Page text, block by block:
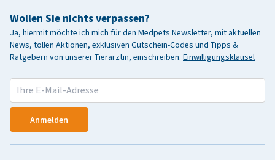
Wollen Sie nichts verpassen?
Ja, hiermit möchte ich mich für den Medpets Newsletter, mit aktuellen
News, tollen Aktionen, exklusiven Gutschein-Codes und Tipps &
Ratgebern von unserer Tierärztin, einschreiben. Einwilligungsklausel
Anmelden